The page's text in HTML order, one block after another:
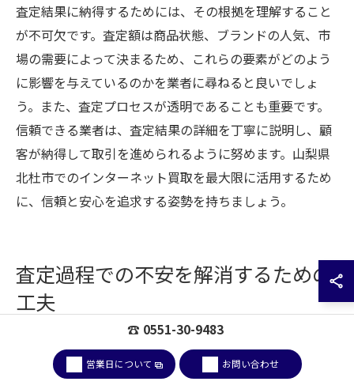
査定結果に納得するためには、その根拠を理解すること
が不可欠です。査定額は商品状態、ブランドの人気、市
場の需要によって決まるため、これらの要素がどのよう
に影響を与えているのかを業者に尋ねると良いでしょ
う。また、査定プロセスが透明であることも重要です。
信頼できる業者は、査定結果の詳細を丁寧に説明し、顧
客が納得して取引を進められるように努めます。山梨県
北杜市でのインターネット買取を最大限に活用するため
に、信頼と安心を追求する姿勢を持ちましょう。
査定過程での不安を解消するための
工夫
安心できるコミュニケーションの取り方
☎ 0551-30-9483
営業日について お問い合わせ